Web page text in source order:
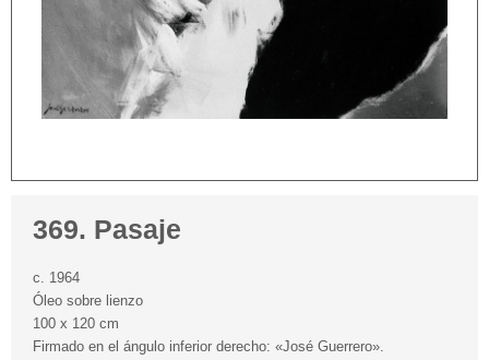
369. Pasaje
c. 1964
Óleo sobre lienzo
100 x 120 cm
Firmado en el ángulo inferior derecho: «José Guerrero».